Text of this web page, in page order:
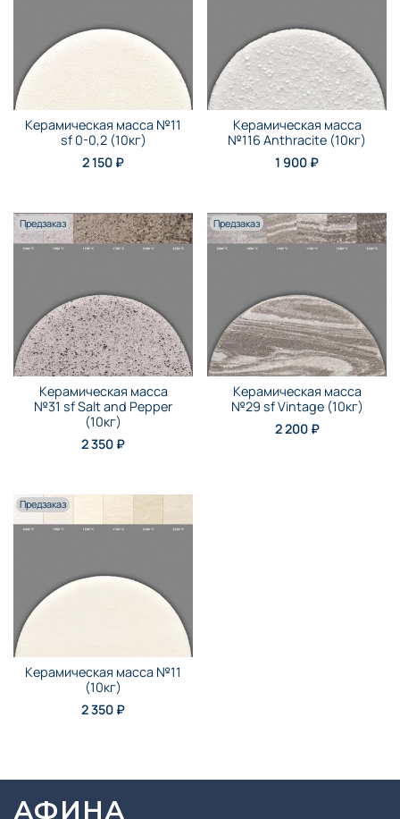
Керамическая масса №11
sf 0-0,2 (10кг)
2 150 ₽
Керамическая масса
№116 Anthraсite (10кг)
1 900 ₽
Предзаказ
Керамическая масса
№31 sf Salt and Pepper
(10кг)
2 350 ₽
Предзаказ
Керамическая масса
№29 sf Vintage (10кг)
2 200 ₽
Предзаказ
Керамическая масса №11
(10кг)
2 350 ₽
АФИНА